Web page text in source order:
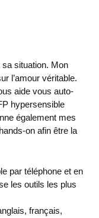
sa situation. Mon
l’amour véritable.
aide vous auto-
hypersensible
également mes
on afin être la
par téléphone et en
les outils les plus
français,